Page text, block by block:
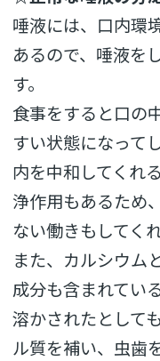
唾液には、口内環
あるので、唾液を
す。
食事をすると口の
すい状態になって
内を中和してくれ
浄作用もあるため
ない働きもしてくれ
また、カルシウム
成分も含まれてい
溶かされたとして
ル質を補い、虫歯